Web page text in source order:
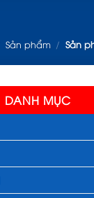
Sản phẩm / Sản
DANH MỤC